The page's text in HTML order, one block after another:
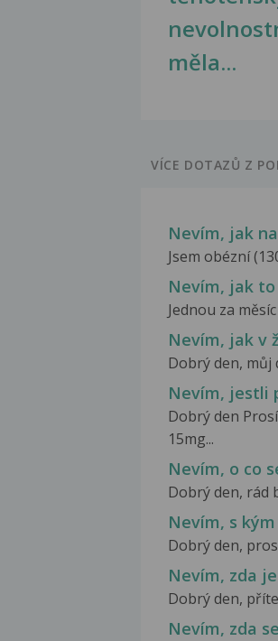
měla...
VÍCE DOTAZŮ Z
Nevím, jak
Jsem obézní
Nevím, jak
Jednou za
Nevím, jak v
Dobrý den, můj
Nevím, jestli
Dobrý den
15mg...
Nevím, o co
Dobrý den, rád
Nevím, s
Dobrý den,
Nevím, zda
Dobrý den,
Nevím, zda